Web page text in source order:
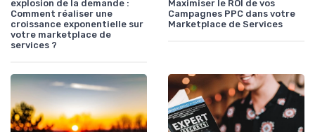
explosion de la demande :
Comment réaliser une
croissance exponentielle sur
votre marketplace de
services ?
Maximiser le ROI de vos
Campagnes PPC dans votre
Marketplace de Services